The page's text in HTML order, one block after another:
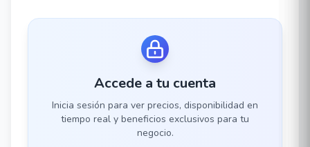
Accede a tu cuenta
Inicia sesión para ver precios, disponibilidad en
tiempo real y beneficios exclusivos para tu
negocio.